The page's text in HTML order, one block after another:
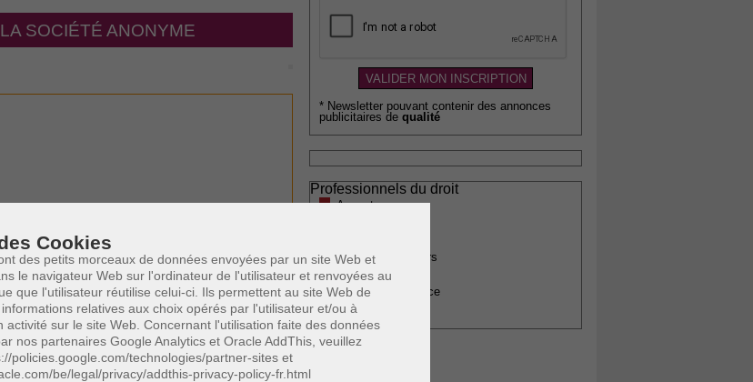
Cookies
des petits morceaux de données envoyées par un site Web et
le navigateur Web sur l'ordinateur de l'utilisateur et renvoyées au
que l'utilisateur réutilise celui-ci. Ils permettent au site Web de
relatives aux choix opérés par l'utilisateur et/ou à
activité sur le site Web. Concernant l'utilisation faite des données
nos partenaires Google Analytics et Oracle AddThis, veuillez
policies.google.com/technologies/partner-sites et
be/legal/privacy/addthis-privacy-policy-fr.html
SOCIÉTÉ ANONYME
* Newsletter pouvant contenir des annonces
publicitaires de qualité
Professionnels du droit
Avocats
Agents immobiliers
Comptables
Huissiers de justice
Médecins